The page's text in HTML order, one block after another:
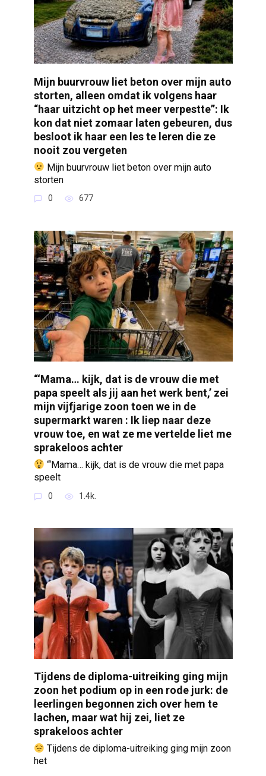
Mijn buurvrouw liet beton over mijn auto
storten, alleen omdat ik volgens haar
“haar uitzicht op het meer verpestte”: Ik
kon dat niet zomaar laten gebeuren, dus
besloot ik haar een les te leren die ze
nooit zou vergeten
Mijn buurvrouw liet beton over mijn auto
storten
0 677
“‘Mama… kijk, dat is de vrouw die met
papa speelt als jij aan het werk bent,’ zei
mijn vijfjarige zoon toen we in de
supermarkt waren : Ik liep naar deze
vrouw toe, en wat ze me vertelde liet me
sprakeloos achter
“‘Mama… kijk, dat is de vrouw die met papa
speelt
0 1.4k.
Tijdens de diploma-uitreiking ging mijn
zoon het podium op in een rode jurk: de
leerlingen begonnen zich over hem te
lachen, maar wat hij zei, liet ze
sprakeloos achter
Tijdens de diploma-uitreiking ging mijn zoon
het